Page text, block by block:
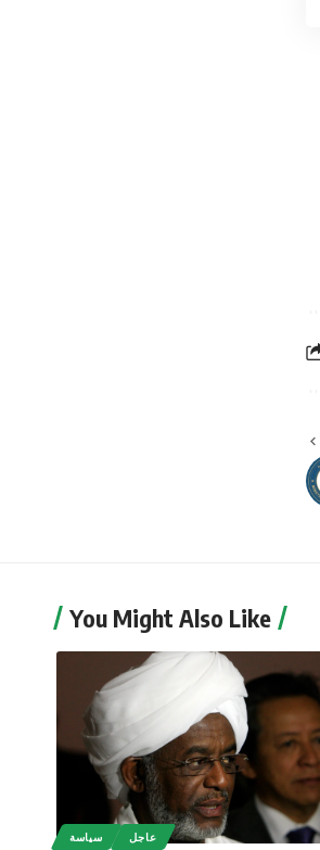
You Might Also Like
سياسة عاجل